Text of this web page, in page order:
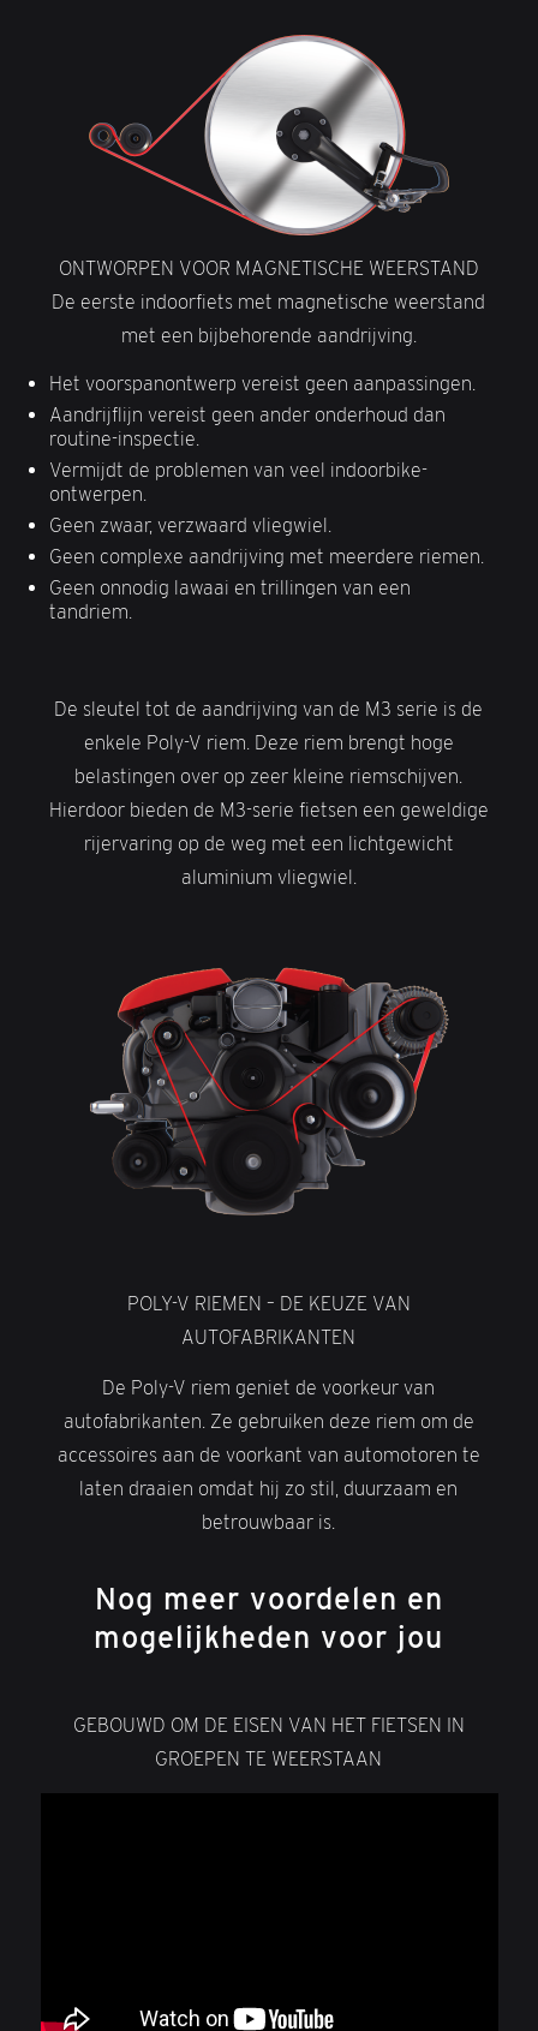
ONTWORPEN VOOR MAGNETISCHE WEERSTAND
De eerste indoorfiets met magnetische weerstand
met een bijbehorende aandrijving.
Het voorspanontwerp vereist geen aanpassingen.
Aandrijflijn vereist geen ander onderhoud dan
routine-inspectie.
Vermijdt de problemen van veel indoorbike-
ontwerpen.
Geen zwaar, verzwaard vliegwiel.
Geen complexe aandrijving met meerdere riemen.
Geen onnodig lawaai en trillingen van een
tandriem.
De sleutel tot de aandrijving van de M3 serie is de
enkele Poly-V riem. Deze riem brengt hoge
belastingen over op zeer kleine riemschijven.
Hierdoor bieden de M3-serie fietsen een geweldige
rijervaring op de weg met een lichtgewicht
aluminium vliegwiel.
POLY-V RIEMEN – DE KEUZE VAN
AUTOFABRIKANTEN
De Poly-V riem geniet de voorkeur van
autofabrikanten. Ze gebruiken deze riem om de
accessoires aan de voorkant van automotoren te
laten draaien omdat hij zo stil, duurzaam en
betrouwbaar is.
Nog meer voordelen en
mogelijkheden voor jou
GEBOUWD OM DE EISEN VAN HET FIETSEN IN
GROEPEN TE WEERSTAAN